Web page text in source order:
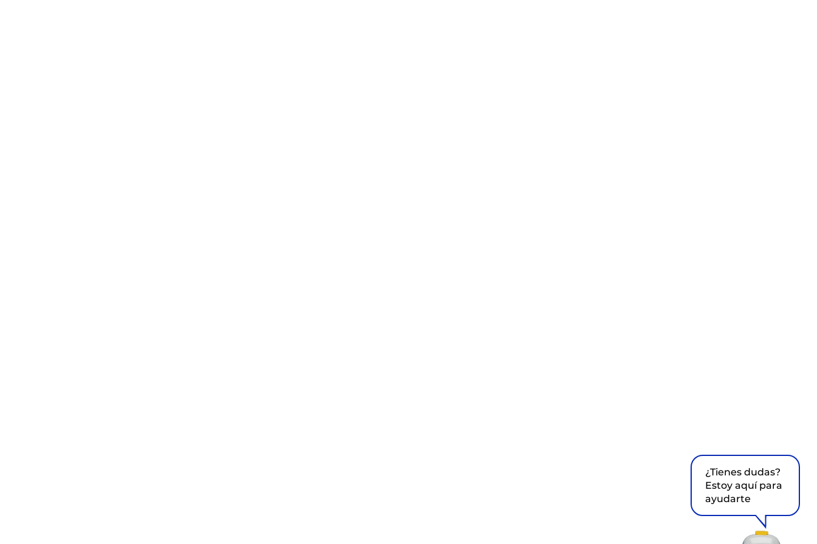
¿Tienes dudas?
Estoy aquí para
ayudarte